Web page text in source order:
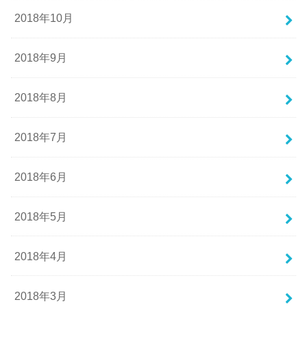
2018年10月
2018年9月
2018年8月
2018年7月
2018年6月
2018年5月
2018年4月
2018年3月